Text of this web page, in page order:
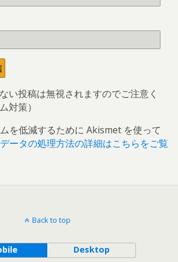
い投稿は無視されますのでご注意く
対策）
を低減するために Akismet を使って
ータの処理方法の詳細はこちらをご覧
Back to top
Desktop